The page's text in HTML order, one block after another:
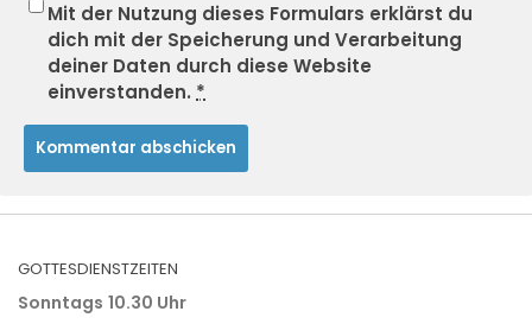
Mit der Nutzung dieses Formulars erklärst du
dich mit der Speicherung und Verarbeitung
deiner Daten durch diese Website
einverstanden. *
GOTTESDIENSTZEITEN
Sonntags 10.30 Uhr